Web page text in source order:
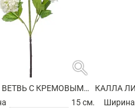
search
КАЛИНА ВЕТВЬ С КРЕМОВЫМИ ЦВЕТАМИ ИСКУССТВЕННАЯ
15 см.
Ширина